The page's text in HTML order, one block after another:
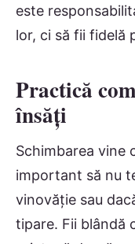
este
lor, ci să fii fidelă
Practică
însăți
Schimbarea vine
important să nu
vinovăție sau
tipare. Fii blândă